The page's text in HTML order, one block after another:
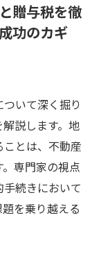
贈与税を徹
功のカギ
いて深く掘り
説します。地
とは、不動産
専門家の視点
続きにおいて
を乗り越える